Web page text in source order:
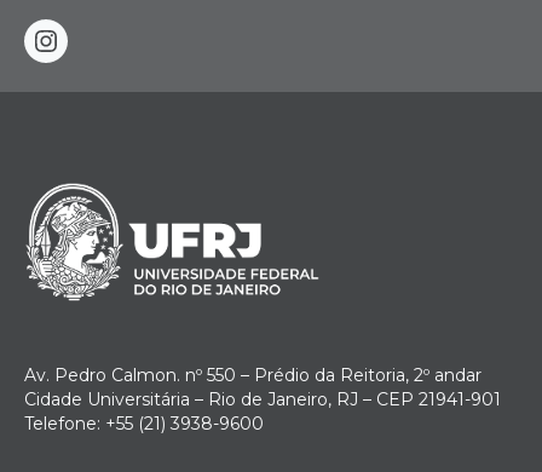
instagram
Av. Pedro Calmon. nº 550 – Prédio da Reitoria, 2º andar
Cidade Universitária – Rio de Janeiro, RJ – CEP 21941-901
Telefone: +55 (21) 3938-9600